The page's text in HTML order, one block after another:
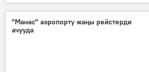
учак
Кыргызстан Россия
"Манас" аэропорту жаңы рейстерди
ачууда